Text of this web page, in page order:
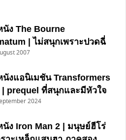
นัง The Bourne
| ไม่สนุกเพราะปวดฉี่
2007
นังแอนิเมชัน Transformers
| prequel ที่สนุกและมีหัวใจ
2024
นัง Iron Man 2 | มนุษย์ฮีโร่